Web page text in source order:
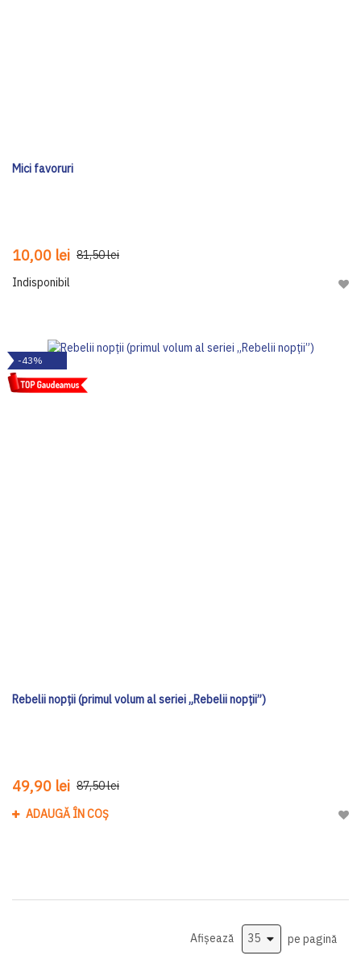
Mici favoruri
10,00 lei 81,50 lei
Indisponibil
-43%
Rebelii nopții (primul volum al seriei „Rebelii nopții”)
49,90 lei 87,50 lei
ADAUGĂ ÎN COȘ
Afișează pe pagină